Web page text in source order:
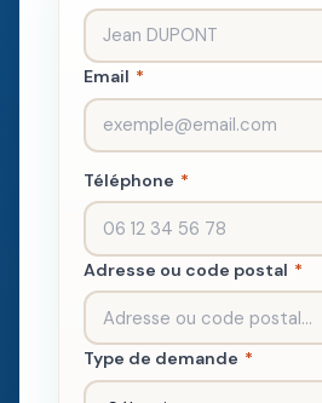
Email *
Téléphone *
Adresse ou code postal *
Type de demande *